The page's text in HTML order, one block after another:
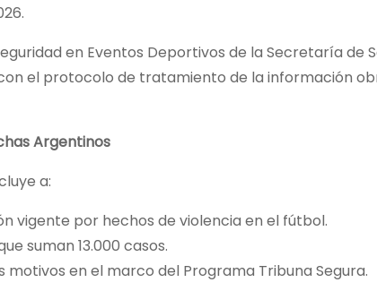
en Eventos Deportivos de la Secretaría de
el protocolo de tratamiento de la información
Argentinos
a:
vigente por hechos de violencia en el fútbol.
suman 13.000 casos.
motivos en el marco del Programa Tribuna Segura.